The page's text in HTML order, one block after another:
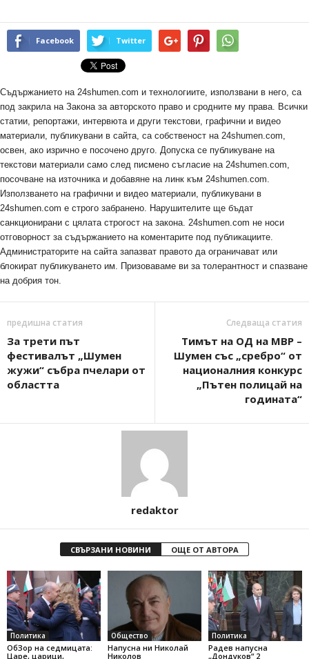
Facebook Twitter
Съдържанието на 24shumen.com и технологиите, използвани в него, са
под закрила на Закона за авторското право и сродните му права. Всички
статии, репортажи, интервюта и други текстови, графични и видео
материали, публикувани в сайта, са собственост на 24shumen.com,
освен, ако изрично е посочено друго. Допуска се публикуване на
текстови материали само след писмено съгласие на 24shumen.com,
посочване на източника и добавяне на линк към 24shumen.com.
Използването на графични и видео материали, публикувани в
24shumen.com е строго забранено. Нарушителите ще бъдат
санкционирани с цялата строгост на закона. 24shumen.com не носи
отговорност за съдържанието на коментарите под публикациите.
Администраторите на сайта запазват правото да ограничават или
блокират публикуването им. Призоваваме ви за толерантност и спазване
на добрия тон.
предишна статия
За трети път
фестивалът „Шумен
жужи“ събра пчелари от
областта
Следваща статия
Тимът на ОД на МВР –
Шумен със „сребро“ от
националния конкурс
„Пътен полицай на
годината“
redaktor
СВЪРЗАНИ НОВИНИ ОЩЕ ОТ АВТОРА
Политика
ОбЗор на седмицата:
Царе, царици,
Общество
Напусна ни Николай
Николов
Политика
Радев напусна
„Дондуков“ 2